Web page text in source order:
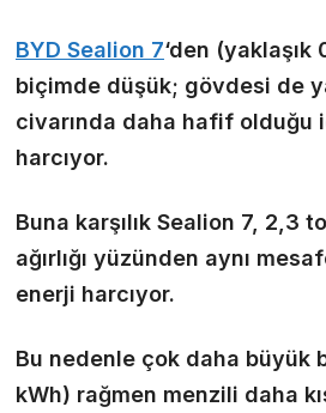
BYD Sealion 7‘den
biçimde düşük; gövdesi de
civarında daha hafif olduğu
harcıyor.
Buna karşılık Sealion 7, 2,3
ağırlığı yüzünden aynı
enerji harcıyor.
Bu nedenle çok daha büyük
kWh) rağmen menzili daha